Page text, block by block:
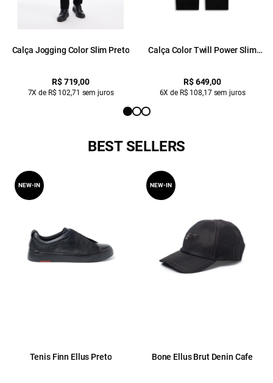
Calça Jogging Color Slim Preto
R$ 719,00
7X de R$ 102,71 sem juros
Calça Color Twill Power Slim
R$ 649,00
6X de R$ 108,17 sem juros
BEST SELLERS
Tenis Finn Ellus Preto
NEW-IN
Bone Ellus Brut Denin Cafe
NEW-IN